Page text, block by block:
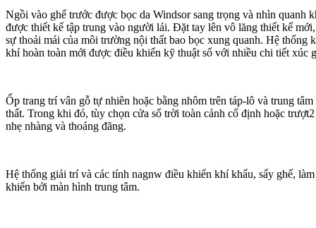
Ngồi vào ghế trước được bọc da Windsor sang trọng và nhìn quanh
được thiết kế tập trung vào người lái. Đặt tay lên vô lăng thiết kế
sự thoải mái của môi trường nội thất bao bọc xung quanh. Hệ thống
khí hoàn toàn mới được điều khiển kỹ thuật số với nhiều chi tiết xúc
Ốp trang trí vân gỗ tự nhiên hoặc bằng nhôm trên táp-lô và trung
thất. Trong khi đó, tùy chọn cửa sổ trời toàn cảnh cố định hoặc
nhẹ nhàng và thoáng đãng.
Hệ thống giải trí và các tính nagnw điều khiển khí khẩu, sấy ghế,
khiển bởi màn hình trung tâm.